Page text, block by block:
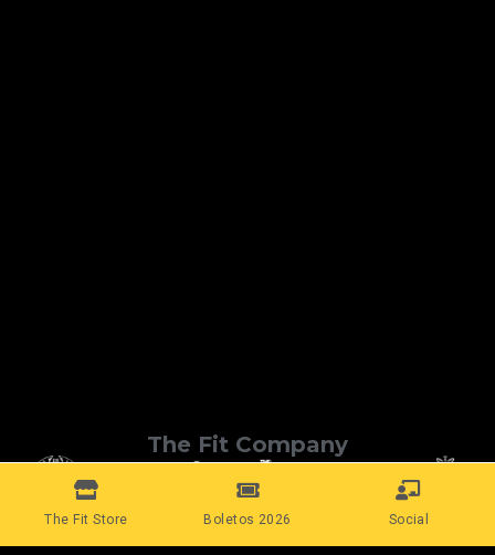
The Fit Company
Conecta con nosotros:
The Fit Store Boletos 2026 Social